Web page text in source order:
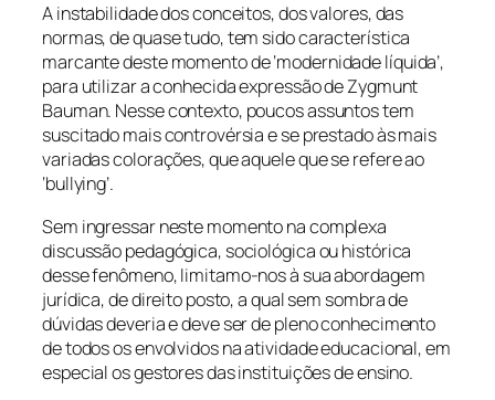
A instabilidade dos conceitos, dos valores, das
normas, de quase tudo, tem sido característica
marcante deste momento de ‘modernidade líquida’,
para utilizar a conhecida expressão de Zygmunt
Bauman. Nesse contexto, poucos assuntos tem
suscitado mais controvérsia e se prestado às mais
variadas colorações, que aquele que se refere ao
‘bullying’.
Sem ingressar neste momento na complexa
discussão pedagógica, sociológica ou histórica
desse fenômeno, limitamo-nos à sua abordagem
jurídica, de direito posto, a qual sem sombra de
dúvidas deveria e deve ser de pleno conhecimento
de todos os envolvidos na atividade educacional, em
especial os gestores das instituições de ensino.